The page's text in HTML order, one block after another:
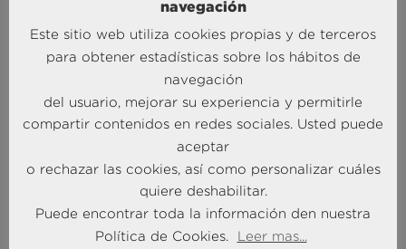
MÁS NOTICIAS SOBRE: INTELIGENCIA
ARTIFICIAL
navegación
Este sitio web utiliza cookies propias y de terceros
para obtener estadísticas sobre los hábitos de
navegación
del usuario, mejorar su experiencia y permitirle
compartir contenidos en redes sociales. Usted puede
aceptar
o rechazar las cookies, así como personalizar cuáles
quiere deshabilitar.
Puede encontrar toda la información den nuestra
Política de Cookies.
Leer mas...